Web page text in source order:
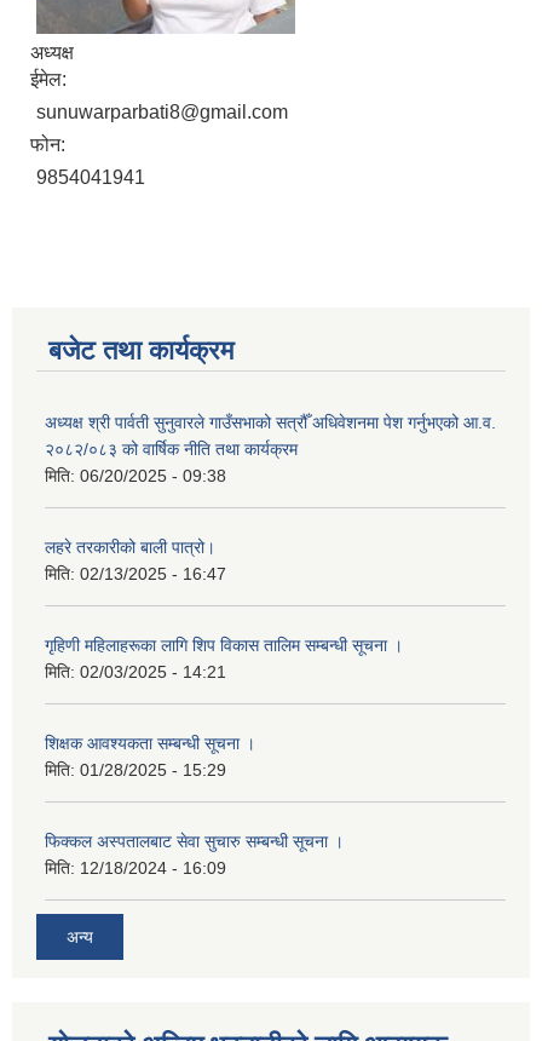
अध्यक्ष
ईमेल:
sunuwarparbati8@gmail.com
फोन:
9854041941
बजेट तथा कार्यक्रम
अध्यक्ष श्री पार्वती सुनुवारले गाउँसभाको सत्रौँ अधिवेशनमा पेश गर्नुभएको आ.व.
२०८२/०८३ को वार्षिक नीति तथा कार्यक्रम
मिति: 06/20/2025 - 09:38
लहरे तरकारीको बाली पात्रो।
मिति: 02/13/2025 - 16:47
गृहिणी महिलाहरूका लागि शिप विकास तालिम सम्बन्धी सूचना ‌।
मिति: 02/03/2025 - 14:21
शिक्षक आवश्यकता सम्बन्धी सूचना ।
मिति: 01/28/2025 - 15:29
फिक्कल अस्पतालबाट सेवा सुचारु सम्बन्धी सूचना ।
मिति: 12/18/2024 - 16:09
अन्य